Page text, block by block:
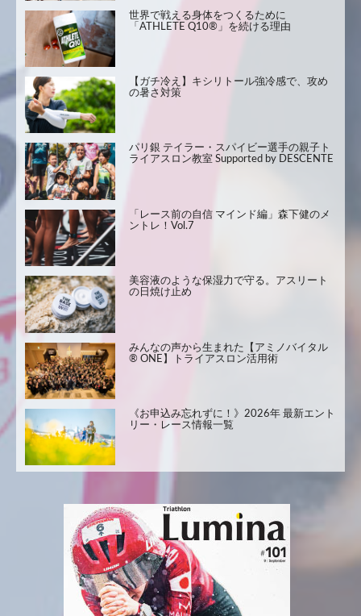
世界で戦える身体をつくるために
「ATHLETE Q10®」を続ける理由
【ガチ冷え】キシリトール強冷感で、攻め
の暑さ対策
パリ銀 テイラー・スパイビー選手の親子ト
ライアスロン教室 Supported by DESCENTE
「レース前の自信 マインド編」森下健のメ
ントレ！Vol.7
美容液のような保湿力で守る。アスリート
の日焼け止め
みんなの声から生まれた【アミノバイタル
® ONE】トライアスロン活用術
《お申込み忘れずに！》2026年 最新エント
リー・レース情報一覧